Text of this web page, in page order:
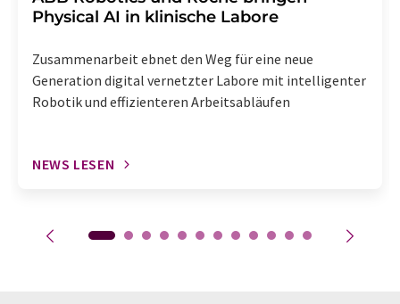
Physical AI in klinische Labore
Zusammenarbeit ebnet den Weg für eine neue
Generation digital vernetzter Labore mit intelligenter
Robotik und effizienteren Arbeitsabläufen
NEWS LESEN